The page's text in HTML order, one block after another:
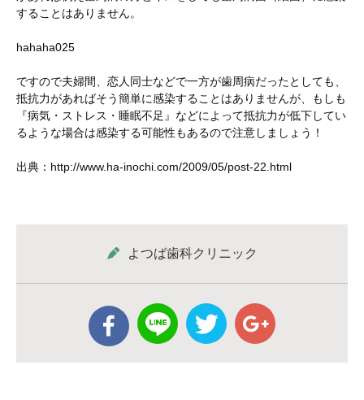
することはありません。
hahaha025
ですので夫婦間、恋人同士などで一方が歯周病だったとしても、
抵抗力があればそう簡単に感染することはありませんが、もしも
『病気・ストレス・睡眠不足』などによって抵抗力が低下してい
るような場合は感染する可能性もあるので注意しましょう！
出典：http://www.ha-inochi.com/2009/05/post-22.html
よつば歯科クリニック